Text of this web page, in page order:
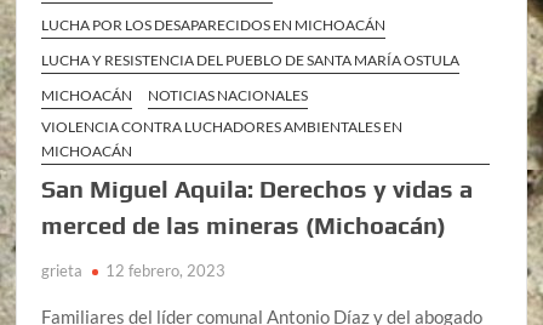
LUCHA POR LOS DESAPARECIDOS EN MICHOACÁN
LUCHA Y RESISTENCIA DEL PUEBLO DE SANTA MARÍA OSTULA
MICHOACÁN
NOTICIAS NACIONALES
VIOLENCIA CONTRA LUCHADORES AMBIENTALES EN
MICHOACÁN
San Miguel Aquila: Derechos y vidas a
merced de las mineras (Michoacán)
grieta 12 febrero, 2023
Familiares del líder comunal Antonio Díaz y del abogado